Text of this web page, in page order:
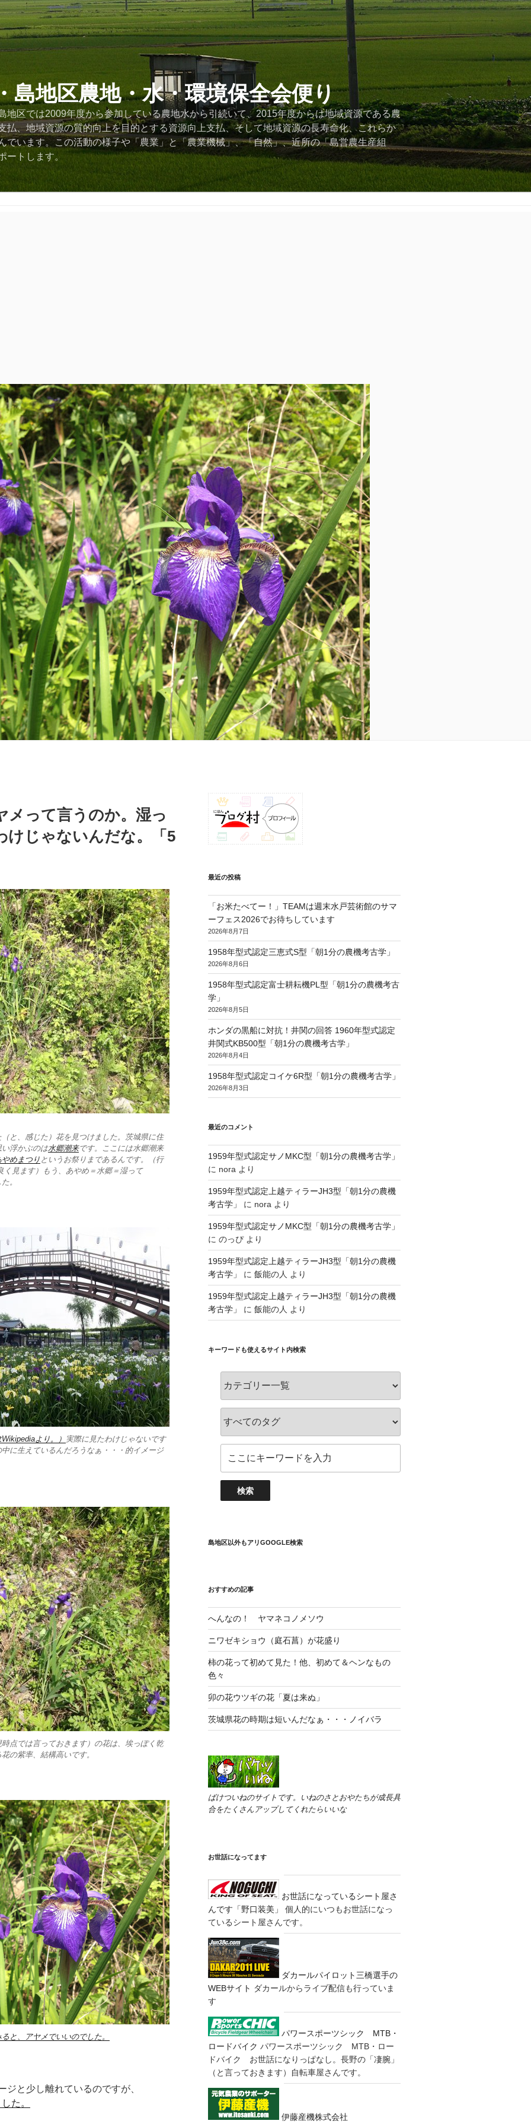
島地区農地・水・環境保全会便り
地区では2009年度から参加している農地水から引続いて、2015年度からは地域資源である農
払、地域資源の質的向上を目的とする資源向上支払、そして地域資源の長寿命化、これらか
でいます。この活動の様子や「農業」と「農業機械」、「自然」、近所の「島営農生産組
ートします。
メって言うのか。湿っ
けじゃないんだな。「5
と、感じた）花を見つけました。茨城県に住
浮かぶのは水郷潮来です。ここには水郷潮来
めまつり というお祭りまであるんです。（行
見ます）もう、あやめ＝水郷＝湿って
。
より。） 実際に見たわけじゃないです
に生えているんだろうなぁ・・・的イメージ
点では言っておきます）の花は、埃っぽく乾
の紫率、結構高いです。
と、アヤメでいいのでした。
と少し離れているのですが、
た。
最近の投稿
「お米たべてー！」TEAMは週末水戸芸術館のサマ
ーフェス2026でお待ちしています
2026年8月7日
1958年型式認定三恵式S型「朝1分の農機考古学」
2026年8月6日
1958年型式認定富士耕耘機PL型「朝1分の農機考古
学」
2026年8月5日
ホンダの黒船に対抗！井関の回答 1960年型式認定
井関式KB500型「朝1分の農機考古学」
2026年8月4日
1958年型式認定コイケ6R型「朝1分の農機考古学」
2026年8月3日
最近のコメント
1959年型式認定サノMKC型「朝1分の農機考古学」
に nora より
1959年型式認定上越ティラーJH3型「朝1分の農機
考古学」
に nora より
1959年型式認定サノMKC型「朝1分の農機考古学」
に のっぴより
1959年型式認定上越ティラーJH3型「朝1分の農機
考古学」
に 飯能の人 より
1959年型式認定上越ティラーJH3型「朝1分の農機
考古学」
に 飯能の人 より
キーワードも使えるサイト内検索
島地区以外もアリGOOGLE検索
おすすめの記事
へんなの！ ヤマネコノメソウ
ニワゼキショウ（庭石菖）が花盛り
柿の花って初めて見た！他、初めて＆ヘンなもの
色々
卯の花ウツギの花「夏は来ぬ」
茨城県花の時期は短いんだなぁ・・・ノイバラ
ばけついねのサイトです。いねのさとおやたちが成長具
合をたくさんアップしてくれたらいいな
お世話になってます
お世話になっているシート屋さ
んです「野口装美」
個人的にいつもお世話になっ
ているシート屋さんです。
ダカールパイロット三橋選手の
WEBサイト ダカールからライブ配信も行っていま
す
パワースポーツシック MTB・
ロードバイク パワースポーツシック MTB・ロー
ドバイク お世話になりっぱなし。長野の「凄腕」
（と言っておきます）自転車屋さんです。
伊藤産機株式会社